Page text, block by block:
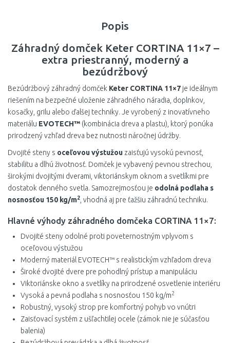
Popis
Záhradný domček Keter CORTINA 11×7 –
extra priestranný, moderný a
bezúdržbový
Bezúdržbový záhradný domček Keter CORTINA 11×7 je ideálnym
riešením na bezpečné uloženie záhradného náradia, doplnkov,
kosačky, grilu alebo ďalšej techniky. Je vyrobený z inovatívneho
materiálu EVOTECH™ (kombinácia dreva a plastu), ktorý ponúka
prirodzený vzhľad dreva bez nutnosti náročnej údržby.
Dvojité steny s oceľovou výstužou zaisťujú vysokú pevnosť,
stabilitu a dlhú životnosť. Domček je vybavený pevnou strechou,
širokými dvojitými dverami, viktoriánskym oknom a svetlíkmi pre
dostatok denného svetla. Samozrejmosťou je odolná podlaha s
nosnosťou 150 kg/m2 , vhodná aj pre ťažšiu záhradnú techniku.
Hlavné výhody záhradného domčeka CORTINA 11×7:
Dvojité steny odolné proti poveternostným vplyvom s
oceľovou výstužou
Moderný materiál EVOTECH™ s realistickým vzhľadom dreva
Široké dvojité dvere pre pohodlný prístup a manipuláciu
Viktoriánske okno a svetlíky na prirodzené osvetlenie interiéru
Vysoká a pevná podlaha s nosnosťou 150 kg/m2
Robustný, vysoký strop pre komfortný pohyb vo vnútri
Zaisťovací systém z ušľachtilej ocele (zámok nie je súčasťou
balenia)